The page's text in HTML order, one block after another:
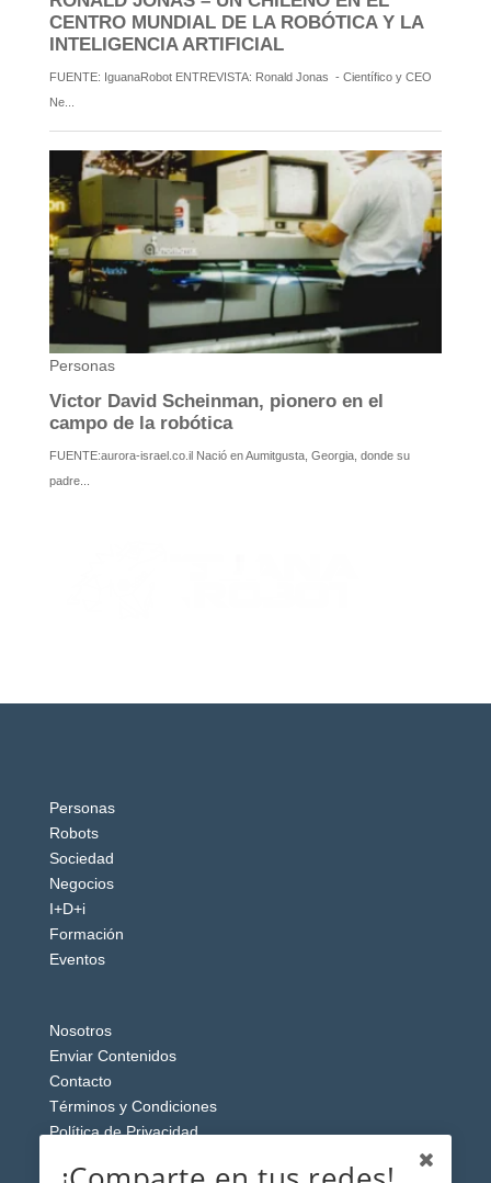
Personas
Robots
Sociedad
Negocios
I+D+i
Formación
Eventos
Nosotros
Enviar Contenidos
Contacto
Términos y Condiciones
Política de Privacidad